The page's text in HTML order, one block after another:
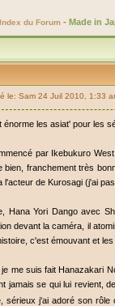
Index du Forum - Made in
le: Sam 24 Juil 2010, 1:33
énorme les asiat' pour les
par Ikebukuro
bien, franchement très
l'acteur de Kurosagi (j'ai
Hana Yori Dango avec
devant la caméra, il
c'est émouvant et
me suis fait Hanazakari
jamais se qui lui revient,
sérieux j'ai adoré son